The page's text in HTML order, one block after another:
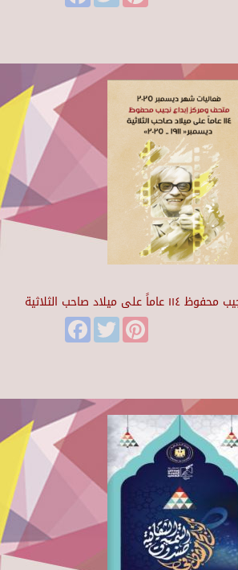
ميلاد صاحب الثلاثية
FacebookTwitter